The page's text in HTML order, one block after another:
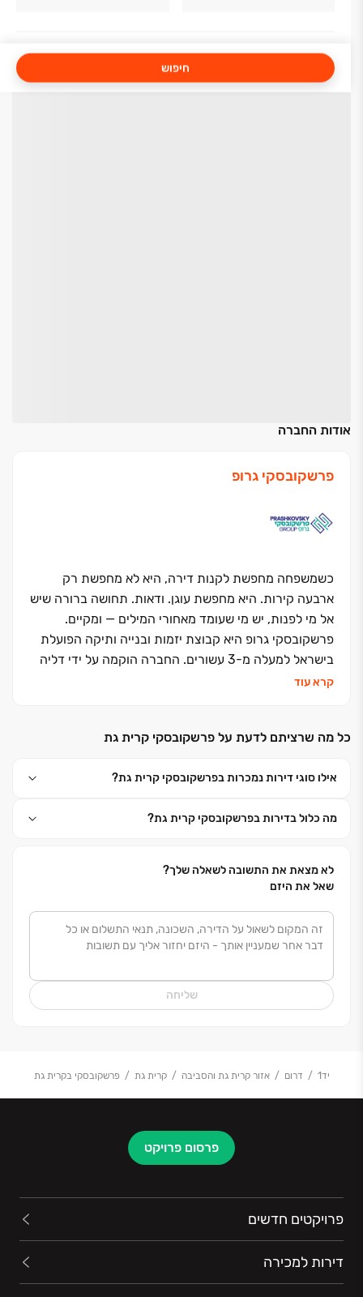
חיפוש
אודות החברה
פרשקובסקי גרופ
כשמשפחה מחפשת לקנות דירה, היא לא מחפשת רק
ארבעה קירות. היא מחפשת עוגן. ודאות. תחושה ברורה שיש
אל מי לפנות, יש מי שעומד מאחורי המילים — ומקיים.
פרשקובסקי גרופ היא קבוצת יזמות ובנייה ותיקה הפועלת
בישראל למעלה מ-3 עשורים. החברה הוקמה על ידי דליה
ואריה פרשקובסקי, כאשר כיום אריה משמש כבעלים וכיו״ר.
איכותית, מוקפדת ואחראית.
אומר שאנחנו יודעים לתכנן, לקדם ולהקים מרחבים שאפשר
ותחושת שייכות. מעל 3,000 יחידות דיור שאנו מקדמים
בהבטחות.
כשאתם רוכשים מאיתנו דירה, אתם לא מצטרפים רק
מלווים אתכם מהיום הראשון, זמינים, ישירים, ובגובה
העיניים. אנחנו מאמינים שהביטחון שלכם הוא האחריות
טובים יותר.
בכל פרויקט כמו בכל מקום שבו אנו בונים, אנחנו רואים את
פרשקובסקי גרופ – כי כשמדובר בבית שלכם, יש על מי
קרא עוד
כל מה שרציתם לדעת על פרשקובסקי קרית גת
אילו סוגי דירות נמכרות בפרשקובסקי קרית גת?
מה כלול בדירות בפרשקובסקי קרית גת?
לא מצאת את התשובה לשאלה שלך?
שאל את היזם
שליחה
יד1 דרום אזור קרית גת והסביבה קרית גת פרשקובסקי בקרית גת
פרסום פרויקט
פרויקטים חדשים
דירות למכירה